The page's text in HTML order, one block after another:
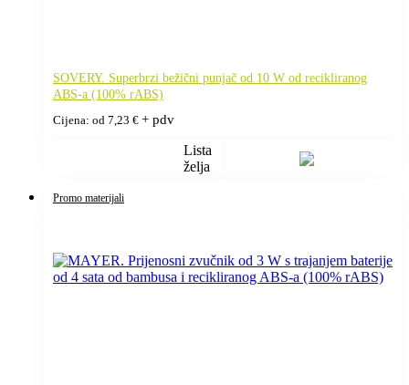
SOVERY. Superbrzi bežični punjač od 10 W od recikliranog
ABS-a (100% rABS)
Cijena: od 7,23 € + pdv
Lista
želja
Promo materijali